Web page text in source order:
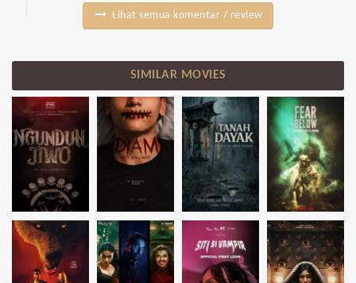
Lihat semua komentar / review
SIMILAR MOVIES